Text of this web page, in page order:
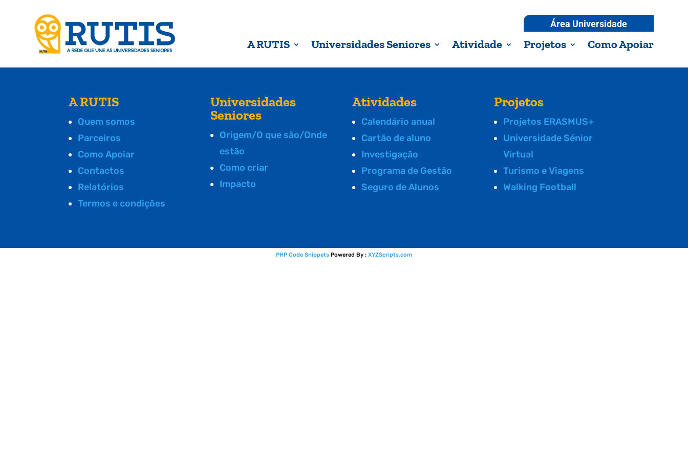
Área Universidade
A RUTIS Universidades Seniores Atividade Projetos Como Apoiar
A RUTIS
Quem somos
Parceiros
Como Apoiar
Contactos
Relatórios
Termos e condições
Universidades
Seniores
Origem/O que são/Onde
estão
Como criar
Impacto
Atividades
Calendário anual
Cartão de aluno
Investigação
Programa de Gestão
Seguro de Alunos
Projetos
Projetos ERASMUS+
Universidade Sénior
Virtual
Turismo e Viagens
Walking Football
PHP Code Snippets Powered By : XYZScripts.com